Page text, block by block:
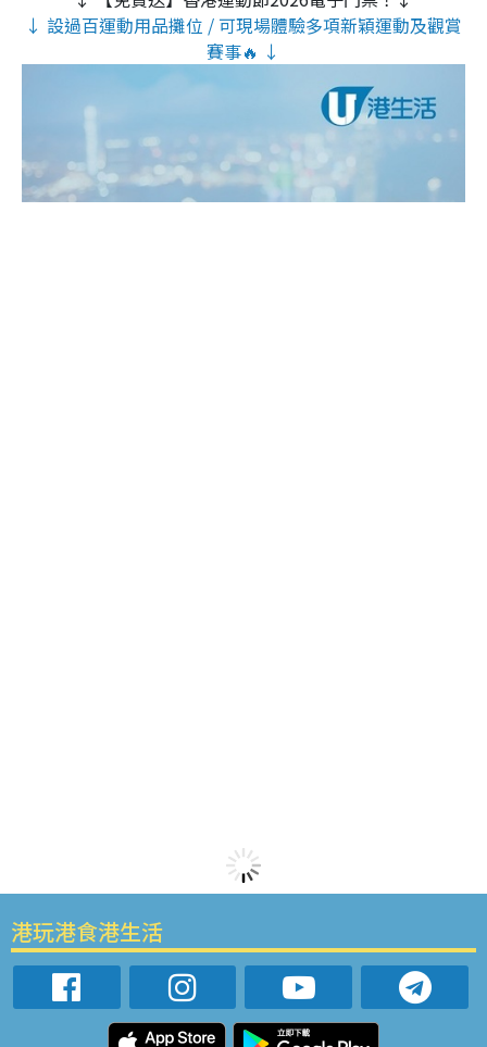
↓ 設過百運動用品攤位 / 可現場體驗多項新穎運動及觀賞
賽事🔥 ↓
港玩港食港生活